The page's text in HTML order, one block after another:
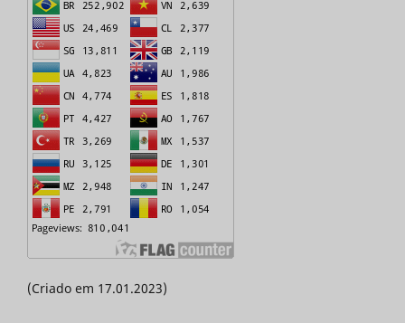
(Criado em 17.01.2023)